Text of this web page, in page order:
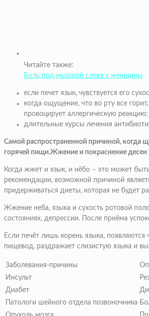
Читайте также:
Боль под мышкой слева у женщины
если печет язык, чувствуется его
когда ощущение, что во рту все
провоцирует аллергическую реакцию;
длительные курсы лечения
Самой распространенной причиной, когда
горячей пищи.Жжение и покраснение десен
Когда жжет и язык, и нёбо – это может
рекомендации, возможной причиной
придерживаться диеты, которая не будет
Жжение неба, языка и сухость ротовой
состояниях, депрессии. После приёма
Если печёт лишь корень языка,
пищевод, раздражает слизистую языка и
Заболевания-причины
Инсульт
Диабет
Патологи шейного отдела позвоночника